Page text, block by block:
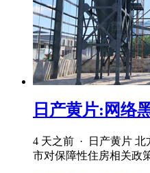
日产黄片:网络
4 天之前 · 日产黄片 北
市对保障性住房相关政